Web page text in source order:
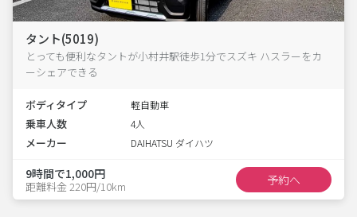
タント(5019)
とっても便利なタントが小村井駅徒歩1分でスズキ ハスラーをカ
ーシェアできる
ボディタイプ 軽自動車
乗車人数 4人
メーカー DAIHATSU ダイハツ
9時間で1,000円
距離料金 220円/10km 予約へ